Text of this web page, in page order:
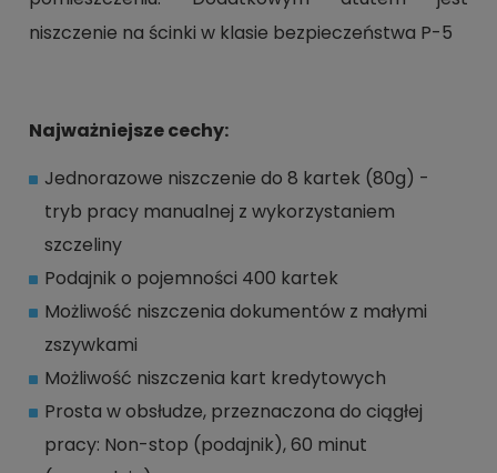
niszczenie na ścinki w klasie bezpieczeństwa P-5
Najważniejsze cechy:
Jednorazowe niszczenie do 8 kartek (80g) -
tryb pracy manualnej z wykorzystaniem
szczeliny
Podajnik o pojemności 400 kartek
Możliwość niszczenia dokumentów z małymi
zszywkami
Możliwość niszczenia kart kredytowych
Prosta w obsłudze, przeznaczona do ciągłej
pracy: Non-stop (podajnik), 60 minut